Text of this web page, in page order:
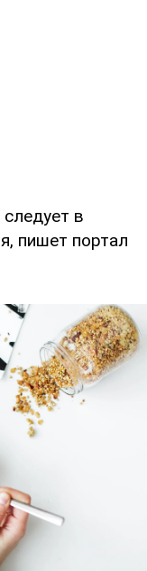
в
пишет портал